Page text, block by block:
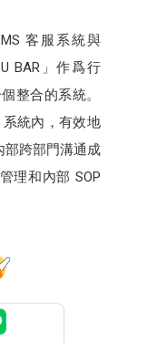
客服系統與
BAR」作爲行
整合的系統。
統內，有效地
部跨部門溝通成
理和內部 SOP